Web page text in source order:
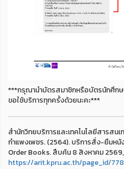
***กรุณานำบัตรสมาชิกหรือบัตรนักศึกษ
ขอใช้บริการทุกครั้งด้วยนะคะ***
สำนักวิทยบริการและเทคโนโลยีสารสน
กำแพงเพชร. (2564). บริการสั่ง-ยืมหนั
Order Books. สืบค้น 8 สิงหาคม
https://arit.kpru.ac.th/page_id/